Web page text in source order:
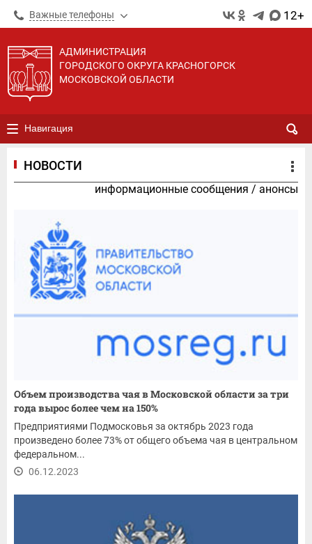
Важные телефоны 12+
АДМИНИСТРАЦИЯ
ГОРОДСКОГО ОКРУГА КРАСНОГОРСК
МОСКОВСКОЙ ОБЛАСТИ
Навигация
НОВОСТИ
информационные сообщения / анонсы
Объем производства чая в Московской области за три
года вырос более чем на 150%
Предприятиями Подмосковья за октябрь 2023 года
произведено более 73% от общего объема чая в центральном
федеральном...
06.12.2023